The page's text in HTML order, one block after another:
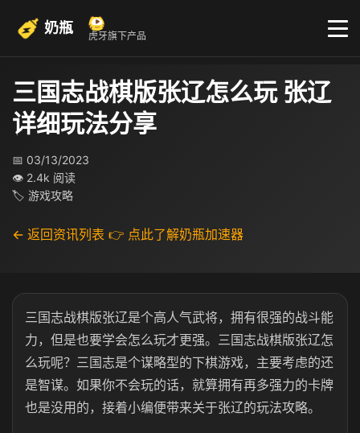
奶瓶 虎牙旗下产品
三国志战棋版张辽怎么玩 张辽
详细玩法分享
📅 03/13/2023
👁 2.4k 阅读
🏷 游戏攻略
← 返回资讯列表 👉 点此了解奶瓶加速器
三国志战棋版张辽是个高人气武将，拥有很强的战斗能
力，但是也要学会怎么玩才更强。三国志战棋版张辽怎
么玩呢？三国志是个谋略型的下棋游戏，主要考虑的还
是智谋。如果你不会玩的话，就算拥有再多强力的卡牌
也是没用的，接着小编便带来关于张辽的玩法攻略。